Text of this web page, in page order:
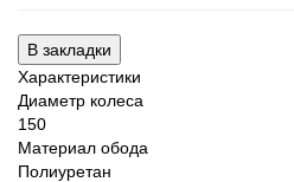
В закладки
Характеристики
Диаметр колеса
150
Материал обода
Полиуретан